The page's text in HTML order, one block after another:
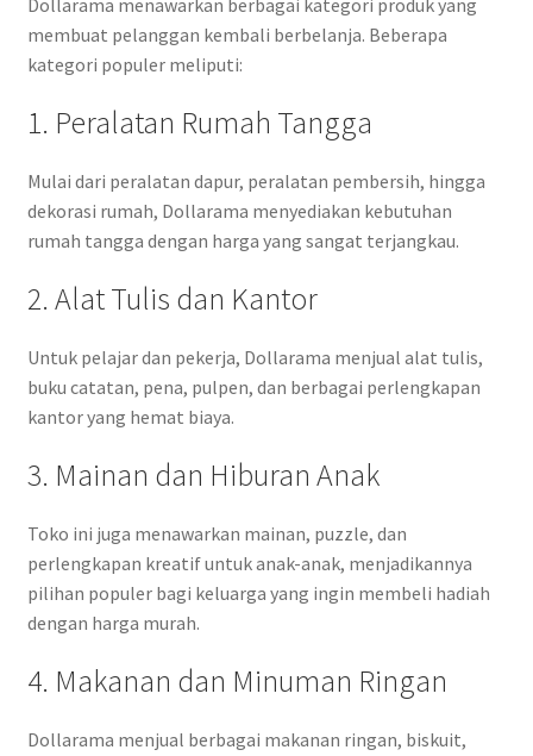
Dollarama menawarkan berbagai kategori produk yang
membuat pelanggan kembali berbelanja. Beberapa
kategori populer meliputi:
1. Peralatan Rumah Tangga
Mulai dari peralatan dapur, peralatan pembersih, hingga
dekorasi rumah, Dollarama menyediakan kebutuhan
rumah tangga dengan harga yang sangat terjangkau.
2. Alat Tulis dan Kantor
Untuk pelajar dan pekerja, Dollarama menjual alat tulis,
buku catatan, pena, pulpen, dan berbagai perlengkapan
kantor yang hemat biaya.
3. Mainan dan Hiburan Anak
Toko ini juga menawarkan mainan, puzzle, dan
perlengkapan kreatif untuk anak-anak, menjadikannya
pilihan populer bagi keluarga yang ingin membeli hadiah
dengan harga murah.
4. Makanan dan Minuman Ringan
Dollarama menjual berbagai makanan ringan, biskuit,